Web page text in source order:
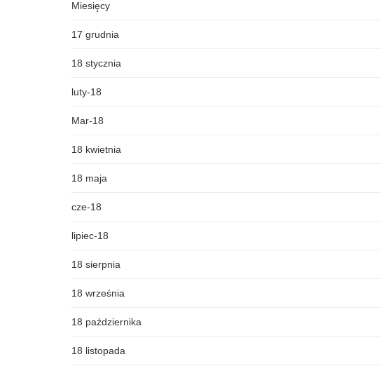
Miesięcy
17 grudnia
18 stycznia
luty-18
Mar-18
18 kwietnia
18 maja
cze-18
lipiec-18
18 sierpnia
18 września
18 października
18 listopada